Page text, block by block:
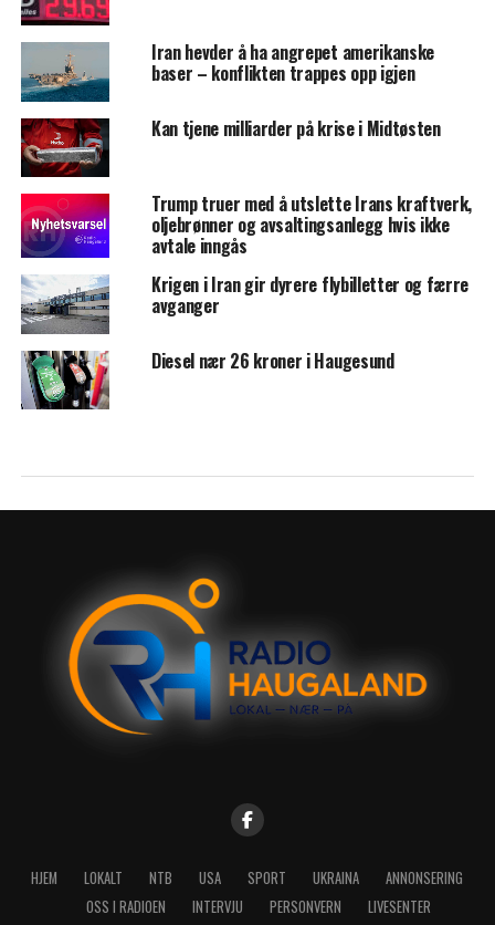
Iran hevder å ha angrepet amerikanske
baser – konflikten trappes opp igjen
Kan tjene milliarder på krise i Midtøsten
Trump truer med å utslette Irans kraftverk,
oljebrønner og avsaltingsanlegg hvis ikke
avtale inngås
Krigen i Iran gir dyrere flybilletter og færre
avganger
Diesel nær 26 kroner i Haugesund
HJEM LOKALT NTB USA SPORT UKRAINA
ANNONSERING
OSS I RADIOEN
INTERVJU PERSONVERN LIVESENTER